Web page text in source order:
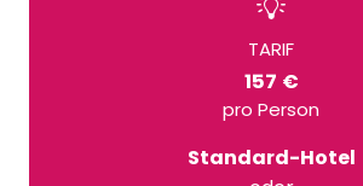
TARIF
157 €
pro Person
Standard-Hotel